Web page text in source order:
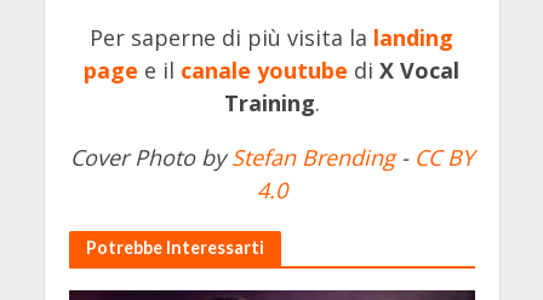
Per saperne di più visita la landing
page e il canale youtube di X Vocal
Training.
Cover Photo byStefan Brending- CC BY
4.0
Potrebbe Interessarti